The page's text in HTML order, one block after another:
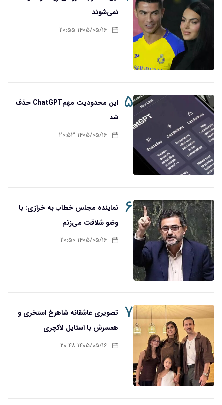
نمی‌شوند
۱۴۰۵/۰۵/۱۶ ۲۰:۵۵
۵
این محدودیت مهمChatGPT حذف
شد
۱۴۰۵/۰۵/۱۶ ۲۰:۵۳
۶
نماینده مجلس خطاب به خرازی: با
وضو شلاقت می‌زنم
۱۴۰۵/۰۵/۱۶ ۲۰:۵۰
۷
تصویری عاشقانه شاهرخ استخری و
همسرش با استایل لاکچری
۱۴۰۵/۰۵/۱۶ ۲۰:۴۸